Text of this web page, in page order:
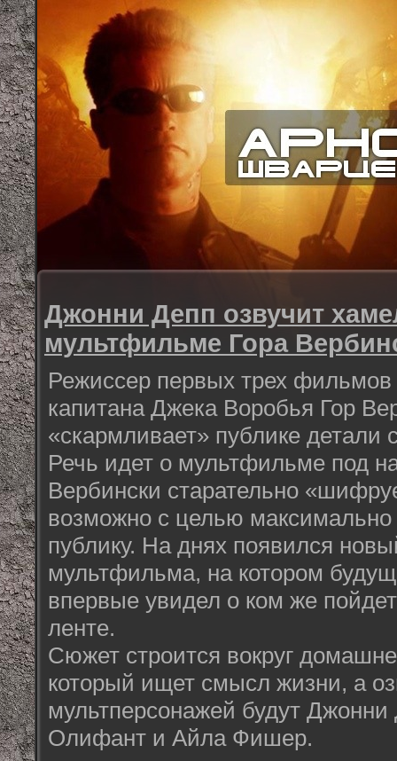
Джонни Депп озвучит
мультфильме Гора
Режиссер первых трех
капитана Джека Воробья Гор
«скармливает» публике детали
Речь идет о мультфильме под
Вербински старательно
возможно с целью максимально
публику. На днях появился
мультфильма, на котором
впервые увидел о ком же
ленте.
Сюжет строится вокруг
который ищет смысл жизни, а
мультперсонажей будут
Олифант и Айла Фишер.